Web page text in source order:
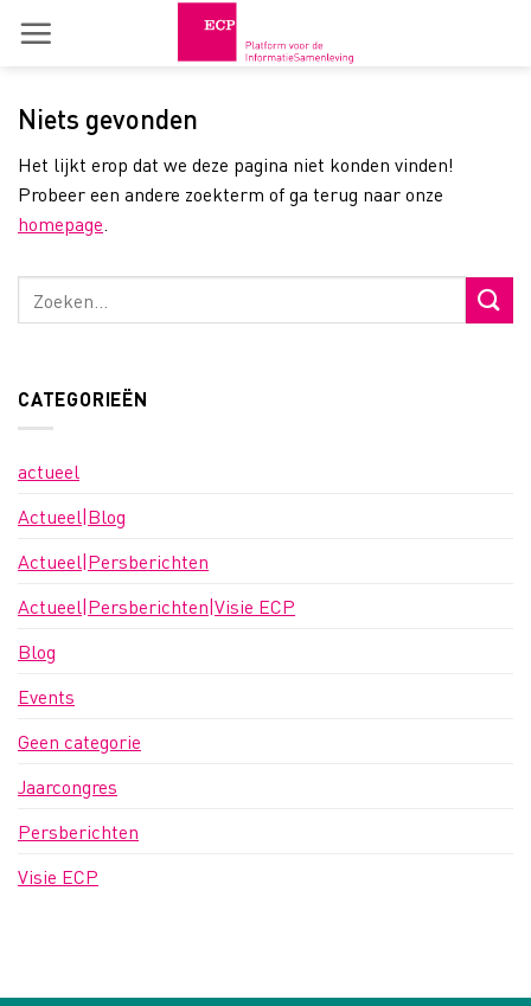
Niets gevonden
Het lijkt erop dat we deze pagina niet konden vinden!
Probeer een andere zoekterm of ga terug naar onze
homepage
CATEGORIEËN
actueel
Actueel|Blog
Actueel|Persberichten
Actueel|Persberichten|Visie ECP
Blog
Events
Geen categorie
Jaarcongres
Persberichten
Visie ECP